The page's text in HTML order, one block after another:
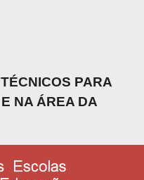
PARA
NA ÁREA DA